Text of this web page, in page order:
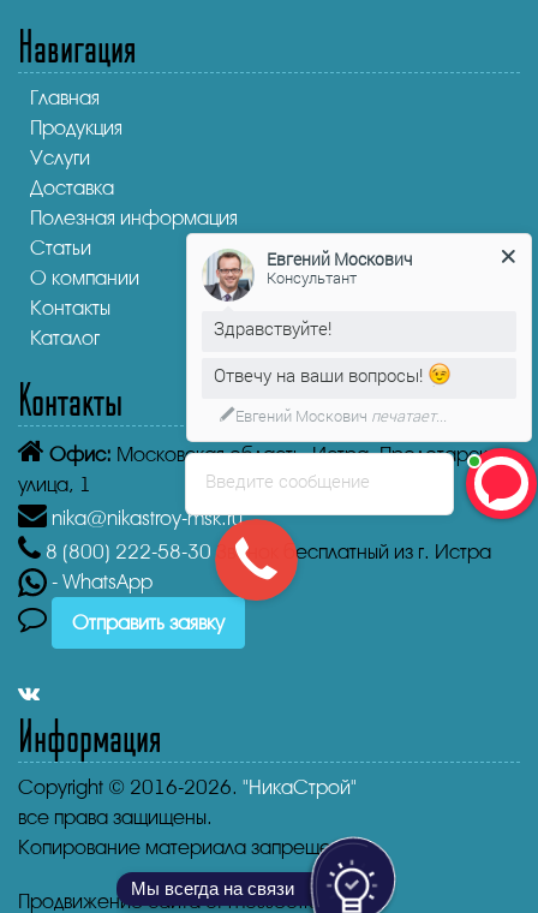
Навигация
Главная
Продукция
Услуги
Доставка
Полезная информация
Статьи
О компании
Контакты
Каталог
Контакты
Офис: Московская область, Истра, Пролетарская
улица, 1
nika@nikastroy-msk.ru
8 (800) 222-58-30 Звонок бесплатный из г. Истра
- WhatsApp
Отправить заявку
Информация
Copyright © 2016-2026. "НикаСтрой"
все права защищены.
Копирование материала запрещено.
Продвижение сайта от mosseo.ru
Мы всегда на связи
Введите сообщение
Евгений Москович
Консультант
Здравствуйте!
Отвечу на ваши вопросы!
Евгений Москович печатает...